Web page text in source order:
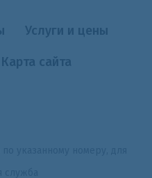
Услуги и цены
Карта сайта